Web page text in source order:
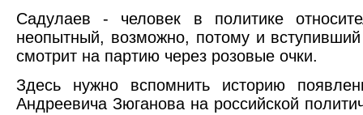
Садулаев - человек в политике
неопытный, возможно, потому и
смотрит на партию через розовые очки.
Здесь нужно вспомнить историю
Андреевича Зюганова на российской